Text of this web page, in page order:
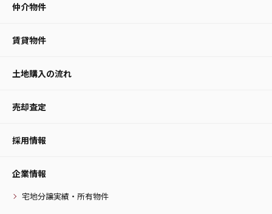
仲介物件
賃貸物件
土地購入の流れ
売却査定
採用情報
企業情報
宅地分譲実績・所有物件